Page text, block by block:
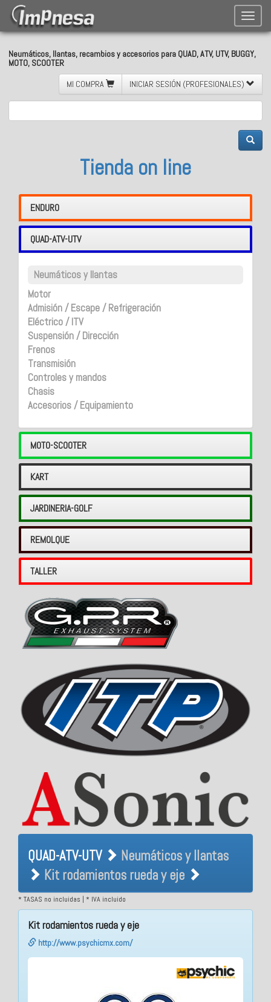
Toggle
Neumáticos, llantas, recambios y accesorios para QUAD, ATV, UTV, BUGGY,
MOTO, SCOOTER
MI COMPRA
INICIAR SESIÓN (PROFESIONALES)
Tienda on line
ENDURO
QUAD-ATV-UTV
Neumáticos y llantas
Motor
Admisión / Escape / Refrigeración
Eléctrico / ITV
Suspensión / Dirección
Frenos
Transmisión
Controles y mandos
Chasis
Accesorios / Equipamiento
MOTO-SCOOTER
KART
JARDINERIA-GOLF
REMOLQUE
TALLER
QUAD-ATV-UTV Neumáticos
y llantas Kit rodamientos
rueda y eje
QUAD-ATV-UTV
Neumáticos y llantas
Kit rodamientos rueda y eje
* TASAS no incluidas | * IVA incluido
Kit rodamientos rueda y eje
http://www.psychicmx.com/